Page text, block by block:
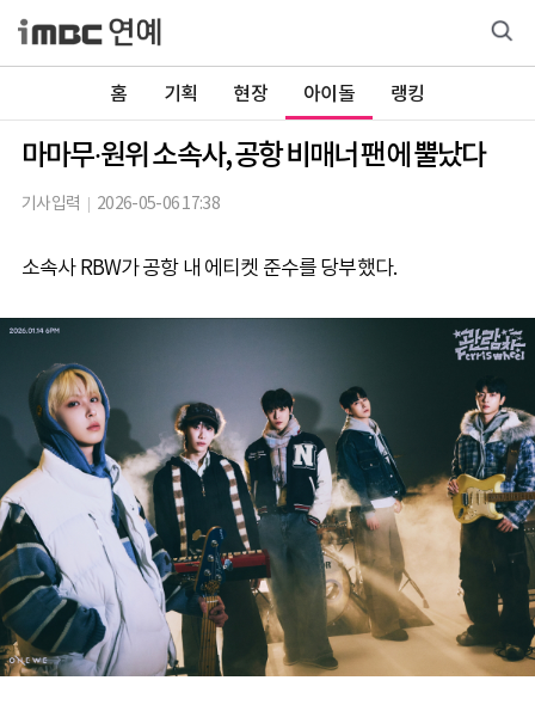
홈 기획 현장 아이돌 랭킹
마마무·원위 소속사, 공항 비매너 팬에 뿔났다
기사입력 2026-05-06 17:38
소속사 RBW가 공항 내 에티켓 준수를 당부했다.